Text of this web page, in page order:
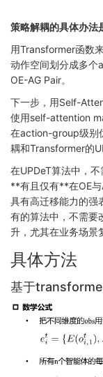
策略解耦的具体办法
用Transformer函数
动作空间划分成多个
OE-AG Pair。
下一步，用Self-
使用self-attention
在action-group级别
耦和Transformer的
在UPDeT算法中，
**有且仅有**在OE与
具有高迁移能力的强
有的算法中，不需要
升，尤其在业务场景
具体方法
基于